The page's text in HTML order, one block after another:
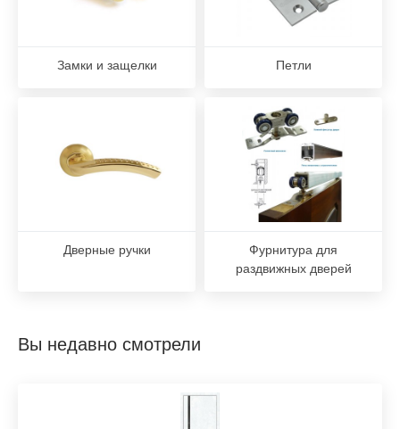
Замки и защелки Петли
Дверные ручки
Фурнитура для
раздвижных дверей
Вы недавно смотрели